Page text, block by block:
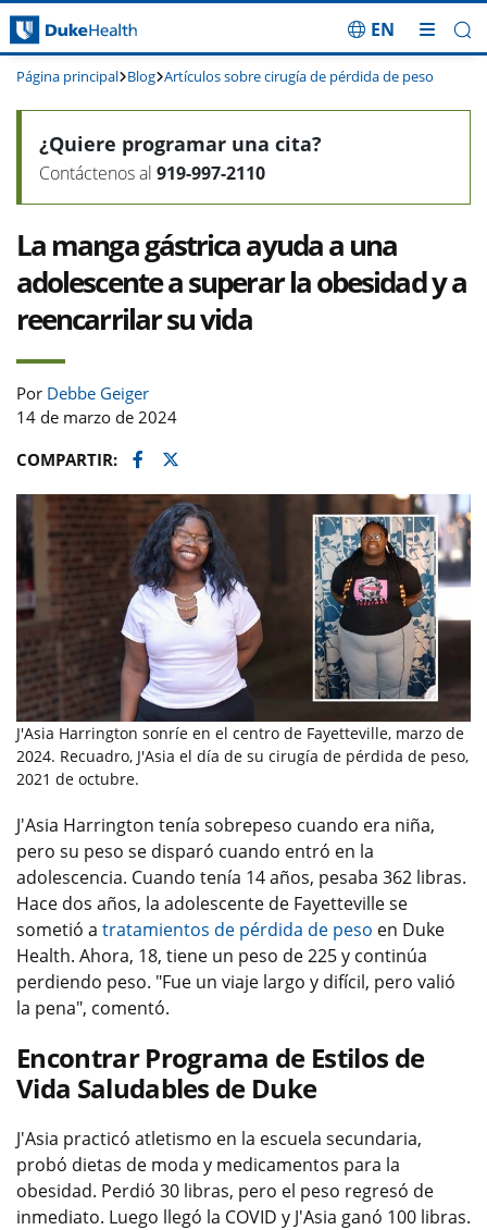
Saltar navegación
EN
Página principal Blog Artículos sobre cirugía de pérdida de peso
La manga gástrica ayuda a una
adolescente a superar la obesidad y a
reencarrilar su vida
Por Debbe Geiger
14 de marzo de 2024
COMPARTIR:
Facebook
Twitter
¿Quiere programar una cita?
Contáctenos al 919-997-2110
J'Asia Harrington sonríe en el centro de Fayetteville, marzo de
2024. Recuadro, J'Asia el día de su cirugía de pérdida de peso,
2021 de octubre.
J'Asia Harrington tenía sobrepeso cuando era niña,
pero su peso se disparó cuando entró en la
adolescencia. Cuando tenía 14 años, pesaba 362 libras.
Hace dos años, la adolescente de Fayetteville se
sometió a tratamientos de pérdida de peso en Duke
Health. Ahora, 18, tiene un peso de 225 y continúa
perdiendo peso. "Fue un viaje largo y difícil, pero valió
la pena", comentó.
Encontrar Programa de Estilos de
Vida Saludables de Duke
J'Asia practicó atletismo en la escuela secundaria,
probó dietas de moda y medicamentos para la
obesidad. Perdió 30 libras, pero el peso regresó de
inmediato. Luego llegó la COVID y J'Asia ganó 100 libras.